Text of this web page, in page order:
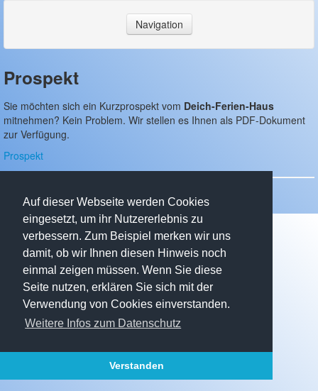
Auf dieser Webseite werden Cookies
eingesetzt, um ihr Nutzererlebnis zu
verbessern. Zum Beispiel merken wir uns
damit, ob wir Ihnen diesen Hinweis noch
einmal zeigen müssen. Wenn Sie diese
Seite nutzen, erklären Sie sich mit der
Verwendung von Cookies einverstanden.
Weitere Infos zum Datenschutz
Verstanden
Navigation
Passwort vergessen
SEITEN
Deich-Ferien-Haus
Details
Aktivitäten
Anreise
Prospekt
Haus mieten
Preise
Kalender
Informationen
Impressum
Desktop-Version
Prospekt
Sie möchten sich ein Kurzprospekt vom Deich-Ferien-Haus
mitnehmen? Kein Problem. Wir stellen es Ihnen als PDF-Dokument
zur Verfügung.
Prospekt
(c) 2010-2025 Gertrud & Dieter Tekook